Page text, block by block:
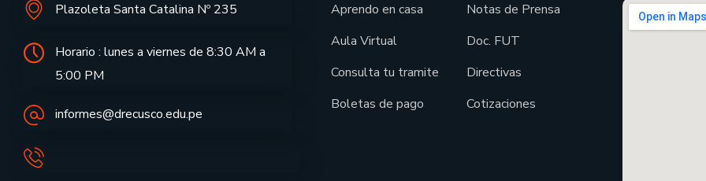
Plazoleta Santa Catalina Nº 235
Horario : lunes a viernes de 8:30 AM a
5:00 PM
informes@drecusco.edu.pe
Aprendo en casa
Aula Virtual
Consulta tu tramite
Boletas de pago
Notas de Prensa
Doc. FUT
Directivas
Cotizaciones